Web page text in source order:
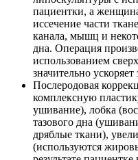
пациентки, а
иссечение части
канала, мышц и
дна. Операция
использованием
значительно
Послеродовая
комплексную
ушивание), лобка
тазового дна
дряблые ткани),
(используются